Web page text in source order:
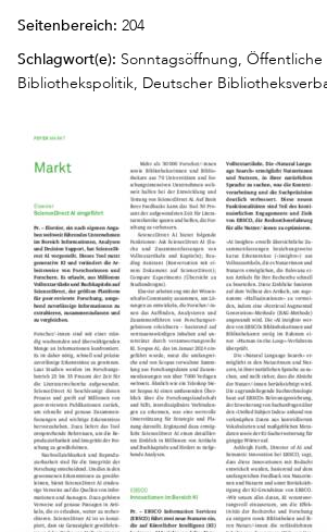
Seitenbereich: 204
Schlagwort(e): Sonntagsöffnung,
Bibliothekspolitik, Deutscher